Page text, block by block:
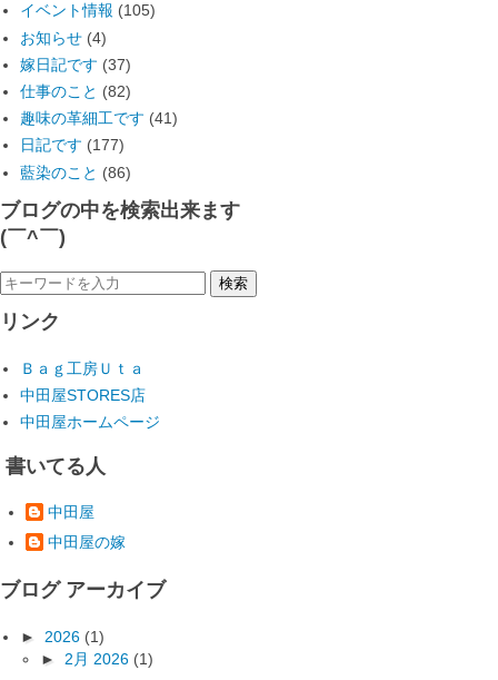
イベント情報 (105)
お知らせ (4)
嫁日記です (37)
仕事のこと (82)
趣味の革細工です (41)
日記です (177)
藍染のこと (86)
ブログの中を検索出来ます
(￣^￣)ゞ
リンク
Ｂａｇ工房Ｕｔａ
中田屋STORES店
中田屋ホームページ
書いてる人
中田屋
中田屋の嫁
ブログ アーカイブ
► 2026 (1)
► 2月 2026 (1)